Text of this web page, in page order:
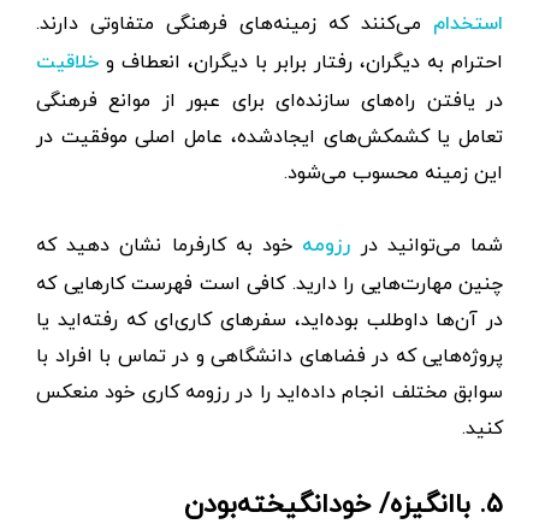
استخدام می‌کنند که زمینه‌های فرهنگی متفاوتی دارند.
احترام به دیگران، رفتار برابر با دیگران، انعطاف و خلاقیت
در یافتن راه‌های سازنده‌ای برای عبور از موانع فرهنگی
تعامل یا کشمکش‌های ایجادشده، عامل اصلی موفقیت در
این زمینه محسوب می‌شود.
شما می‌توانید در رزومه خود به کارفرما نشان دهید که
چنین مهارت‌هایی را دارید. کافی است فهرست کارهایی که
در آن‌ها داوطلب بوده‌اید، سفرهای کاری‌ای که رفته‌اید یا
پروژه‌هایی که در فضاهای دانشگاهی و در تماس با افراد با
سوابق مختلف انجام داده‌اید را در رزومه کاری خود منعکس
کنید.
۵. با‌انگیزه/ خودانگیخته‌بودن